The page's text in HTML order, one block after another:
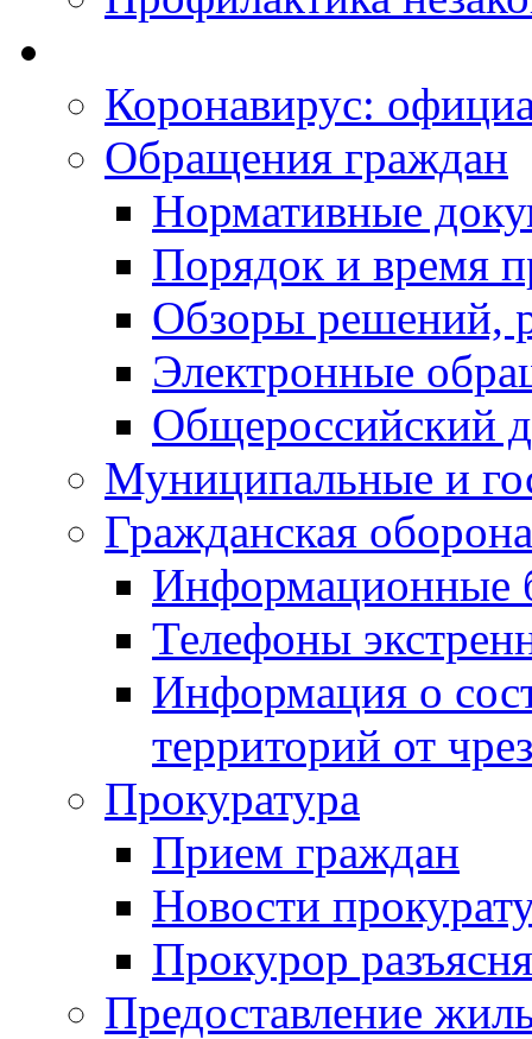
Коронавирус:
Обращения граждан
Нормативные
Порядок и время
Обзоры решений,
Электронные
Общероссийский
Муниципальные и
Гражданская
Информационные
Телефоны
Информация о
территорий от
Прокуратура
Прием граждан
Новости
Прокурор
Предоставление